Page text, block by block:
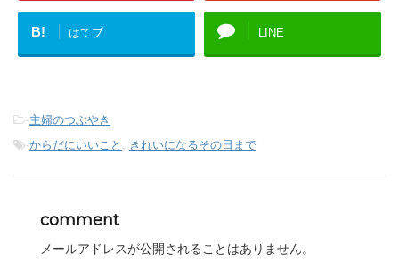
B! はてブ LINE
-主婦のつぶやき
-からだにいいこと きれいになるその日まで
comment
メールアドレスが公開されることはありません。